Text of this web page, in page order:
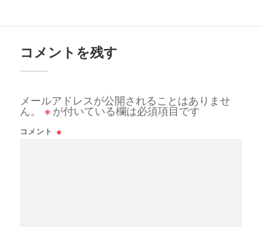
コメントを残す
メールアドレスが公開されることはありませ
ん。
※ が付いている欄は必須項目です
コメント ※